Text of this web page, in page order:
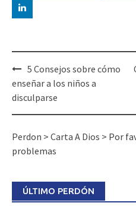
5 Consejos sobre cómo
enseñar a los niños a
disculparse
Perdon > Carta A Dios > Por
problemas
ÚLTIMO PERDÓN